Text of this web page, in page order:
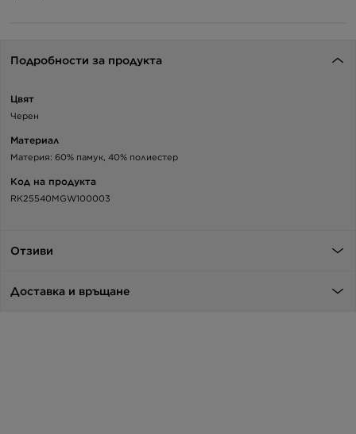
Подробности за продукта
Цвят
Черен
Материал
Материя: 60% памук, 40% полиестер
Код на продукта
RK25540MGW100003
Отзиви
Доставка и връщане